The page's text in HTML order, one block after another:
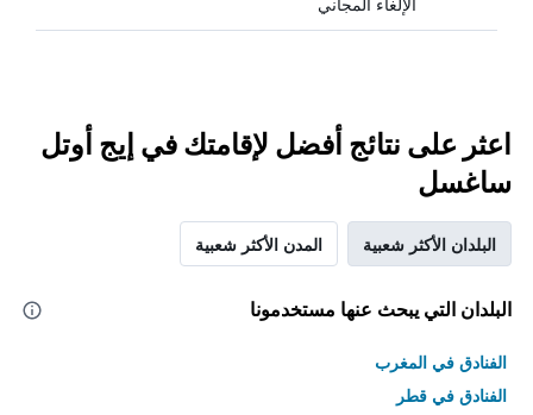
اعثر على نتائج أفضل لإقامتك في إيج أوتل
ساغسل
البلدان الأكثر شعبية المدن الأكثر شعبية
البلدان التي يبحث عنها مستخدمونا
الفنادق في المغرب
الفنادق في قطر